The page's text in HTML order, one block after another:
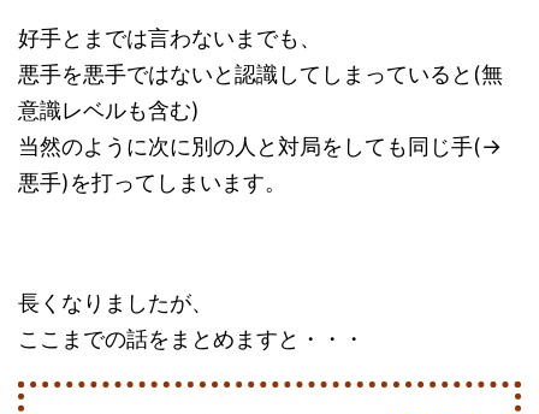
好手とまでは言わないまでも、
悪手を悪手ではないと認識してしまっていると(無
意識レベルも含む)
当然のように次に別の人と対局をしても同じ手(→
悪手)を打ってしまいます。
長くなりましたが、
ここまでの話をまとめますと・・・